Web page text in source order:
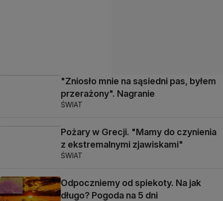
"Zniosło mnie na sąsiedni pas, byłem
przerażony". Nagranie
ŚWIAT
Pożary w Grecji. "Mamy do czynienia
z ekstremalnymi zjawiskami"
ŚWIAT
Odpoczniemy od spiekoty. Na jak
długo? Pogoda na 5 dni